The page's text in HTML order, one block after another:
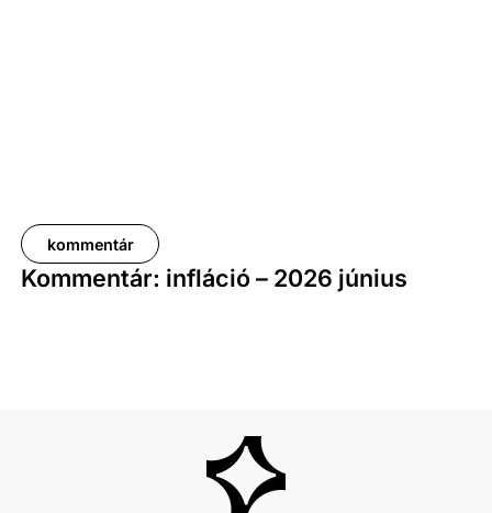
kommentár
Kommentár: infláció – 2026 június